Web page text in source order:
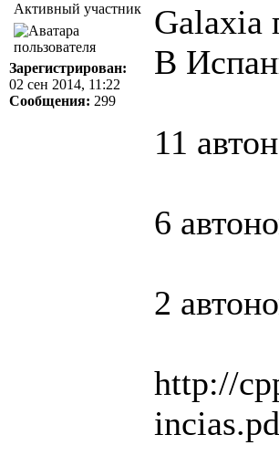
Активный участник
Зарегистрирован:
02 сен 2014, 11:22
Сообщения: 299
Galaxia
В
11
6
2
http://